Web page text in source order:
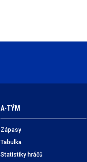
A-TÝM
Zápasy
Tabulka
Statistiky hráčů